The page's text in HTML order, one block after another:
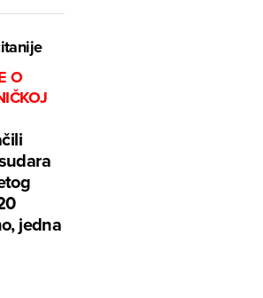
O
jedna